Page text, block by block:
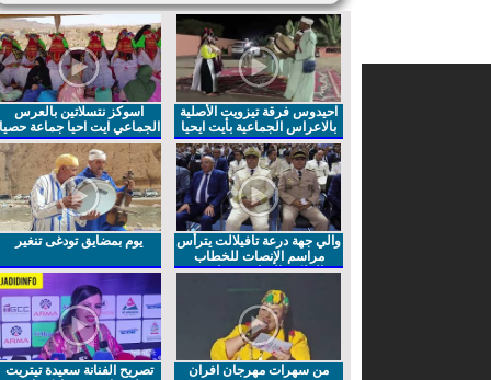
احيدوس فرقة تيزويت الأصلية
بالاعراس الجماعية بأيت ايحيا
اسوكز نتسلاتين بالعرس
الجماعي ايت احيا جماعة حصيا
والي جهة درعة تافيلالت يترأس
مراسم الإنصات للخطاب
الملكي السامي بمناسبة
يوم بمضايق تودغى تنغير
من سهرات مهرجان افران
تصريح الفنانة سعيدة تيتريت